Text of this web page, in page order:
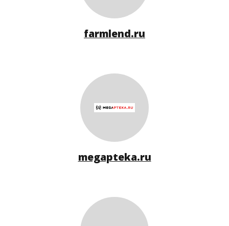
farmlend.ru
megapteka.ru